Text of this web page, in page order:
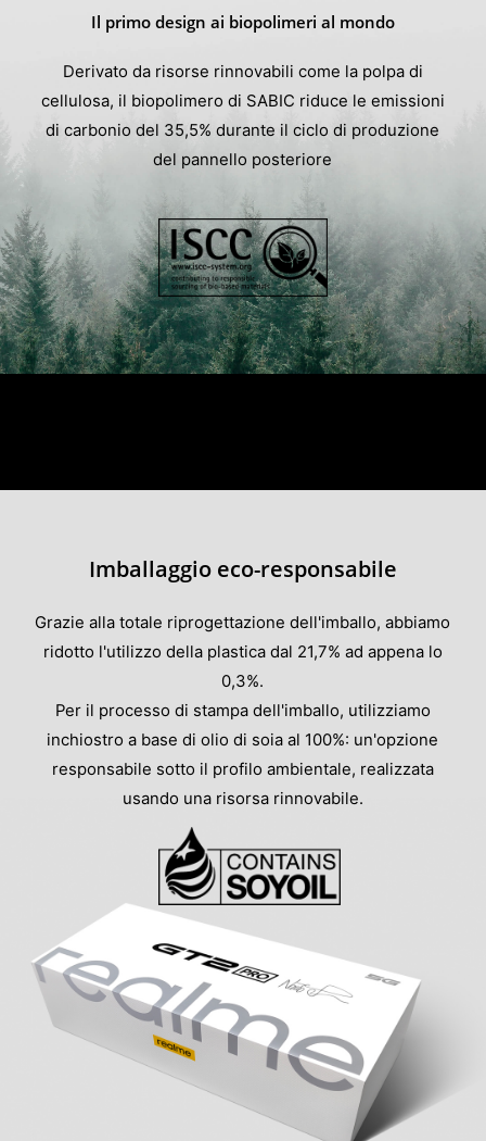
Il primo design ai biopolimeri al mondo
Derivato da risorse rinnovabili come la polpa di
cellulosa, il biopolimero di SABIC riduce le emissioni
di carbonio del 35,5% durante il ciclo di produzione
del pannello posteriore
Imballaggio eco-responsabile
Grazie alla totale riprogettazione dell'imballo, abbiamo
ridotto l'utilizzo della plastica dal 21,7% ad appena lo
0,3%.
Per il processo di stampa dell'imballo, utilizziamo
inchiostro a base di olio di soia al 100%: un'opzione
responsabile sotto il profilo ambientale, realizzata
usando una risorsa rinnovabile.